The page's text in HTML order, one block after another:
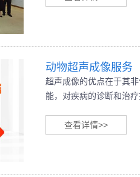
动物超声成像服务
超声成像的优点在于其
能，对疾病的诊断和治
查看详情>>